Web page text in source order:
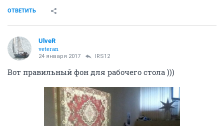
ОТВЕТИТЬ
UlveR
veteran
24 января 2017 IRS12
Вот правильный фон для рабочего стола )))